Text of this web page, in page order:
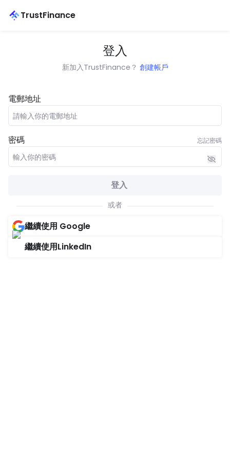
TrustFinance
登入
新加入TrustFinance？ 創建帳戶
電郵地址
密碼 忘記密碼
登入
或者
繼續使用 Google
繼續使用LinkedIn